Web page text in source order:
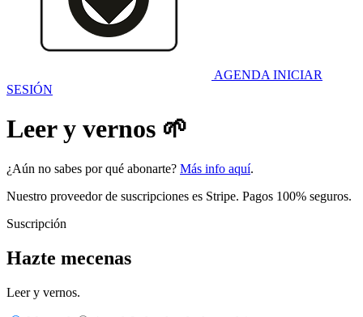
AGENDA INICIAR
SESIÓN
Leer y vernos 🌱
¿Aún no sabes por qué abonarte? Más info aquí.
Nuestro proveedor de suscripciones es Stripe. Pagos 100% seguros.
Suscripción
Hazte mecenas
Leer y vernos.